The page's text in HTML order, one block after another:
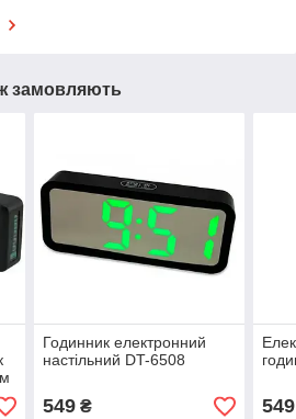
замовляють
Годинник електронний
настільний DT-6508
549₴ 549